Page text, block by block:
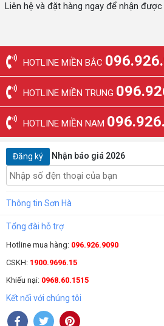
Liên hệ và đặt hàng ngay để nhận
HOTLINE MIỀN BẮC
HOTLINE MIỀN TRUNG
HOTLINE MIỀN NAM
Đăng ký Nhận báo giá 2026
Thông tin Sơn Hà
Tổng đài hỗ trợ
Hotline mua hàng: 096.926.9090
CSKH: 1900.9696.15
Khiếu nại: 0968.60.1515
Kết nối với chúng tôi